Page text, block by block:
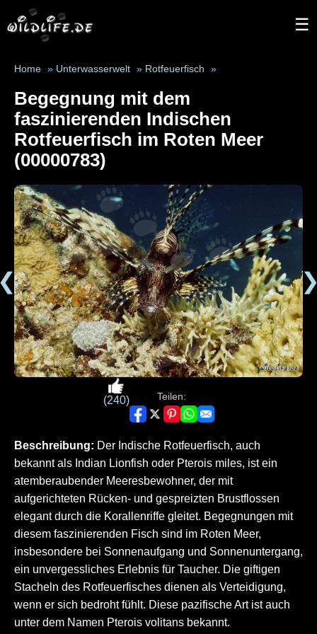
☰
Home » Unterwasserwelt » Rotfeuerfisch »
Begegnung mit dem
faszinierenden Indischen
Rotfeuerfisch im Roten Meer
(00000783)
(240) Teilen:
Beschreibung: Der Indische Rotfeuerfisch, auch
bekannt als Indian Lionfish oder Pterois miles, ist ein
atemberaubender Meeresbewohner, der mit
aufgerichteten Rücken- und gespreizten Brustflossen
elegant durch die Korallenriffe gleitet. Begegnungen mit
diesem faszinierenden Fisch sind im Roten Meer,
insbesondere bei Sonnenaufgang und Sonnenuntergang,
ein unvergessliches Erlebnis für Taucher. Die giftigen
Stacheln des Rotfeuerfisches dienen als Verteidigung,
wenn er sich bedroht fühlt. Diese pazifische Art ist auch
unter dem Namen Pterois volitans bekannt.